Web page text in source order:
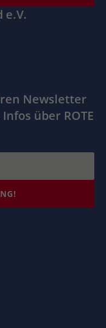
e.V.
Newsletter
über ROTE